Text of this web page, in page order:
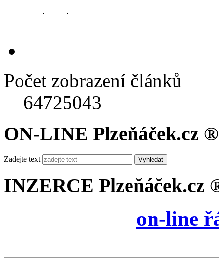
Počet zobrazení článků
64725043
ON-LINE Plzeňáček.cz ®
Zadejte text Vyhledat
INZERCE Plzeňáček.cz
on-line